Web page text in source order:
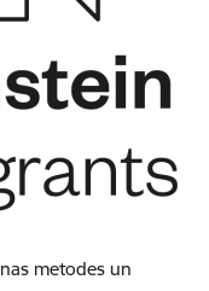
metodes un